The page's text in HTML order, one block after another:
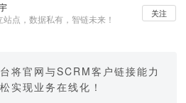
站点，数据私有，智链未来！
关注
将官网与SCRM客户链接能力
实现业务在线化！